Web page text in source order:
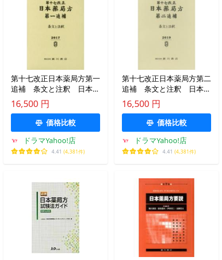
第十七改正日本薬局方第一
追補 条文と注釈 日本薬
局方解説書編集委員会/編
16,500 円
価格比較
ドラマYahoo!店
4.41 (4,381件)
第十七改正日本薬局方第二
追補 条文と注釈 日本薬
局方解説書編集委員会/編
16,500 円
価格比較
ドラマYahoo!店
4.41 (4,381件)